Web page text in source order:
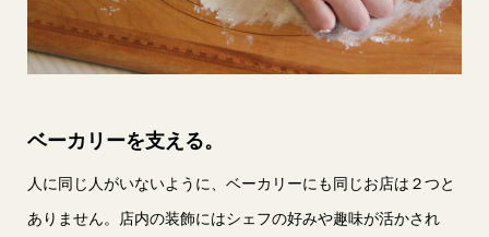
ベーカリーを支える。
人に同じ人がいないように、ベーカリーにも同じお店は２つと
ありません。店内の装飾にはシェフの好みや趣味が活かされ